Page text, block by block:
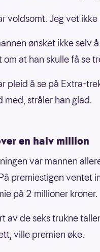
voldsomt. Jeg vet
ønsket ikke selv
om at han skulle få se
pleid å se på Extra-
med, stråler han glad.
en halv million
var mannen
premiestigen ventet
på 2 millioner kroner.
av de seks trukne
ville premien øke.